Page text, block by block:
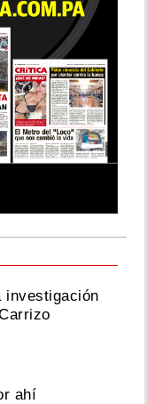
investigación
ahí